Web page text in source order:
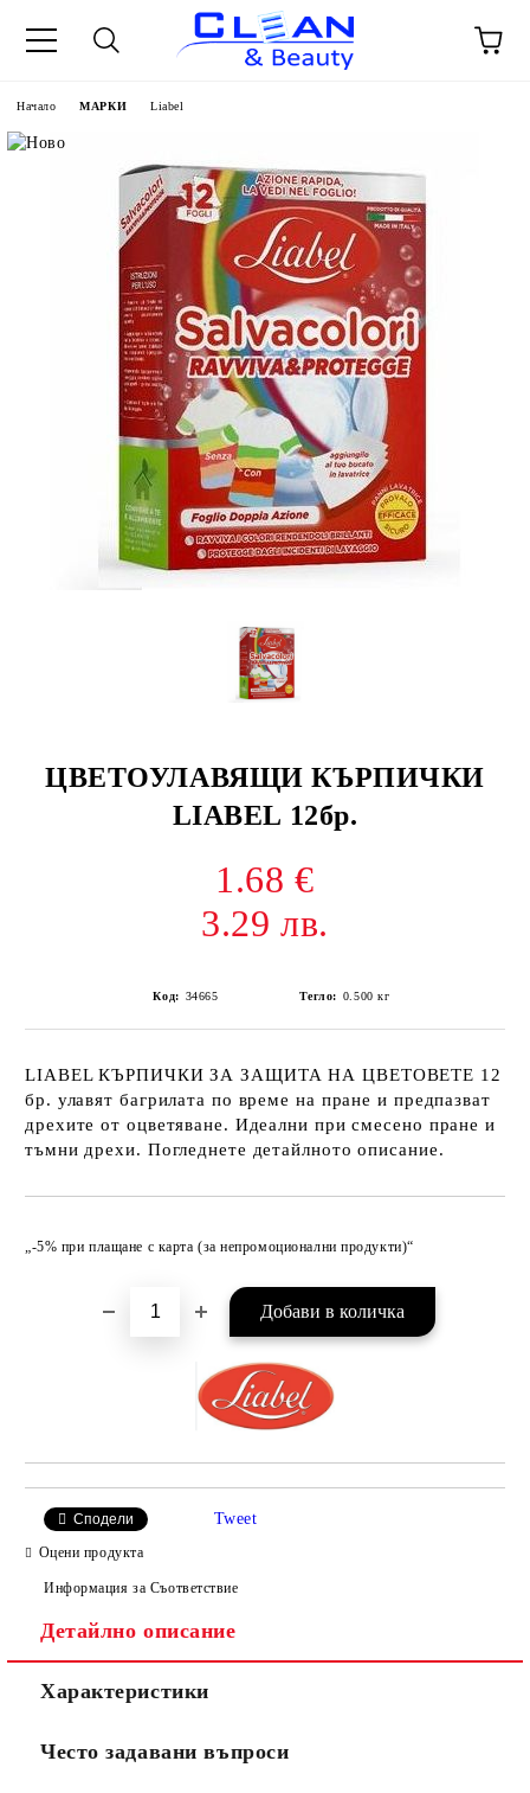
Начало МАРКИ Liabel
ЦВЕТОУЛАВЯЩИ КЪРПИЧКИ
LIABEL 12бр.
1.68 €
3.29 лв.
Код: 34665 Тегло: 0.500 кг
LIABEL КЪРПИЧКИ ЗА ЗАЩИТА НА ЦВЕТОВЕТЕ 12
бр. улавят багрилата по време на пране и предпазват
дрехите от оцветяване. Идеални при смесено пране и
тъмни дрехи. Погледнете детайлното описание.
„-5% при плащане с карта (за непромоционални продукти)“
Сподели Tweet
Оцени продукта
Информация за Съответствие
Детайлно описание
Характеристики
Често задавани въпроси